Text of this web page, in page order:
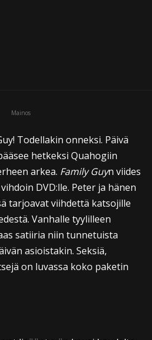
Mainos
Todellakin onneksi. Päivä
hetkeksi Quahogiin
arkea. Family Guyn viides
DVD:lle. Peter ja hänen
tarjoavat viihdettä katsojille
Vanhalle tyylilleen
satiiria niin tunnetuista
asioistakin. Seksiä,
on luvassa koko paketin